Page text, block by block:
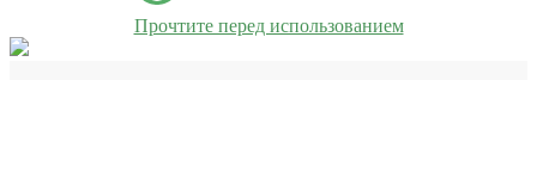
Прочтите перед использованием